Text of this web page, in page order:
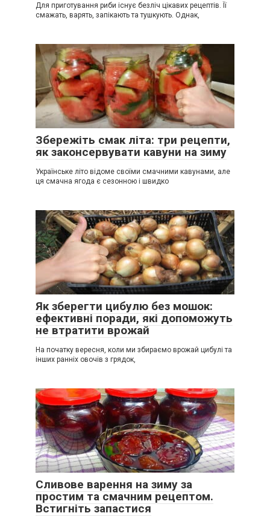
Для приготування риби існує безліч цікавих рецептів. Її
смажать, варять, запікають та тушкують. Однак,
Збережіть смак літа: три рецепти,
як законсервувати кавуни на зиму
Українське літо відоме своїми смачними кавунами, але
ця смачна ягода є сезонною і швидко
Як зберегти цибулю без мошок:
ефективні поради, які допоможуть
не втратити врожай
На початку вересня, коли ми збираємо врожай цибулі та
інших ранніх овочів з грядок,
Сливове варення на зиму за
простим та смачним рецептом.
Встигніть запастися